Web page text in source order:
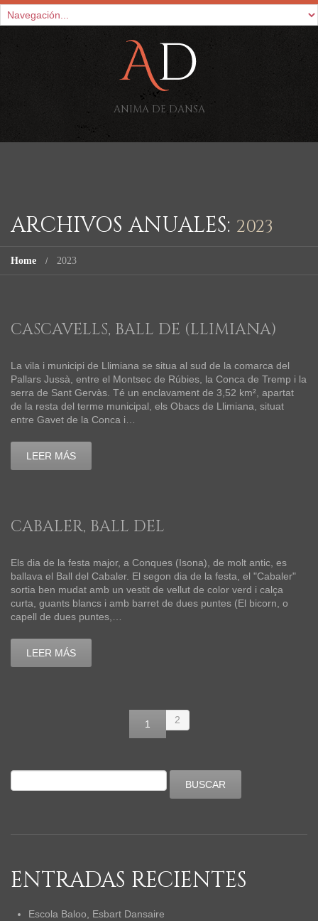
ANIMA DE DANSA
ARCHIVOS ANUALES: 2023
Home 2023
CASCAVELLS, BALL DE (LLIMIANA)
La vila i municipi de Llimiana se situa al sud de la comarca del
Pallars Jussà, entre el Montsec de Rúbies, la Conca de Tremp i la
serra de Sant Gervàs. Té un enclavament de 3,52 km², apartat
de la resta del terme municipal, els Obacs de Llimiana, situat
entre Gavet de la Conca i…
LEER MÁS
CABALER, BALL DEL
Els dia de la festa major, a Conques (Isona), de molt antic, es
ballava el Ball del Cabaler. El segon dia de la festa, el "Cabaler"
sortia ben mudat amb un vestit de vellut de color verd i calça
curta, guants blancs i amb barret de dues puntes (El bicorn, o
capell de dues puntes,…
LEER MÁS
1 2
ENTRADAS RECIENTES
Escola Baloo, Esbart Dansaire